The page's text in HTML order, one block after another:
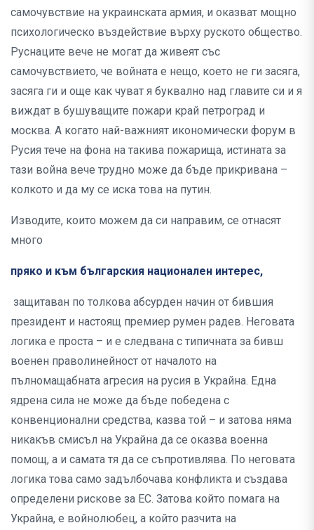
самочувствие на украинската армия, и оказват мощно
психологическо въздействие върху руското общество.
Руснаците вече не могат да живеят със
самочувствието, че войната е нещо, което не ги засяга,
засяга ги и още как чуват я буквално над главите си и я
виждат в бушуващите пожари край петроград и
москва. А когато най-важният икономически форум в
Русия тече на фона на такива пожарища, истината за
тази война вече трудно може да бъде прикривана –
колкото и да му се иска това на путин.
Изводите, които можем да си направим, се отнасят
много
пряко и към българския национален интерес,
защитаван по толкова абсурден начин от бившия
президент и настоящ премиер румен радев. Неговата
логика е проста – и е следвана с типичната за бивш
военен праволинейност от началото на
пълномащабната агресия на русия в Украйна. Една
ядрена сила не може да бъде победена с
конвенционални средства, казва той – и затова няма
никакъв смисъл на Украйна да се оказва военна
помощ, а и самата тя да се съпротивлява. По неговата
логика това само задълбочава конфликта и създава
определени рискове за ЕС. Затова който помага на
Украйна, е войнолюбец, а който разчита на